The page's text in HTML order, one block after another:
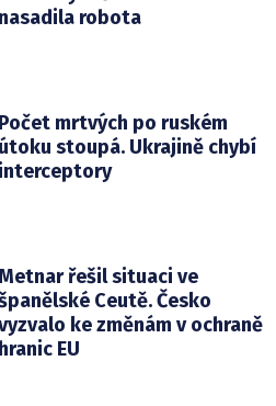
nasadila robota
Počet mrtvých po ruském
útoku stoupá. Ukrajině chybí
interceptory
Metnar řešil situaci ve
Ceutě. Česko
ke změnám v ochraně
hranic EU